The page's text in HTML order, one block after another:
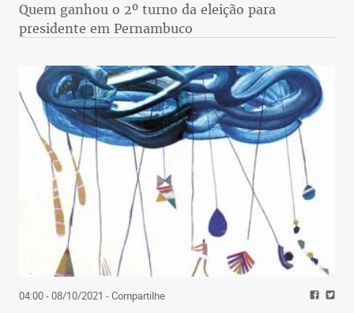
Quem ganhou o 2º turno da eleição para
presidente em Pernambuco
04:00 - 08/10/2021 - Compartilhe